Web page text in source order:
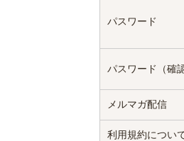
パスワード
パスワード（確認
メルマガ配信
利用規約につい